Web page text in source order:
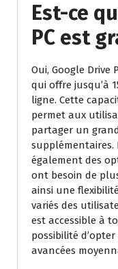
Est-ce
PC est
Oui, Google Drive
qui offre jusqu’à
ligne. Cette
permet aux
partager un
supplémentaires.
également des
ont besoin de
ainsi une
variés des
est accessible à
possibilité
avancées